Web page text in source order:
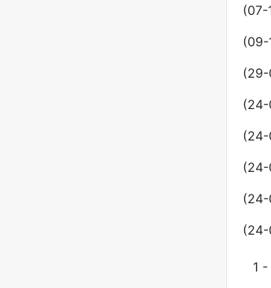
(07-
(09-
(29-
(24-
(24-
(24-
(24-
(24-
1